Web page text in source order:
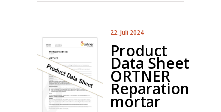
22. Juli 2024
Product
Data Sheet
ORTNER
Reparation
mortar